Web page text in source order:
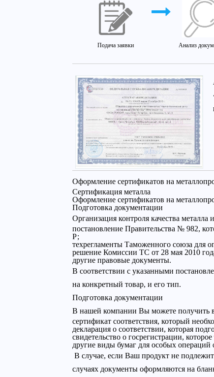
Подача заявки Анализ
Оформление сертификатов на
Сертификация металла
Оформление сертификатов на
Подготовка документации
Организация контроля качества
постановление Правительства № 982,
Р;
техрегламенты Таможенного союза для
решение Комиссии ТС от 28 мая 2010
другие правовые документы.
В соответствии с указанными
на конкретный товар, и его тип.
Подготовка документации
В нашей компании Вы можете получить
сертификат соответствия, который
декларация о соответствии, которая
свидетельство о госрегистрации,
другие виды бумаг для особых операций
В случае, если Ваш продукт не
случаях документы оформляются на